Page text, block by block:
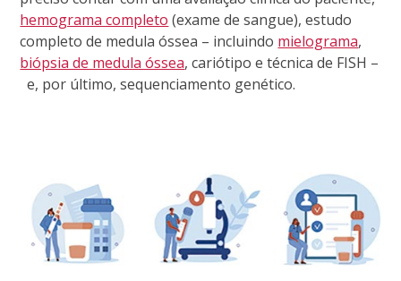
hemograma completo (exame de sangue), estudo
completo de medula óssea – incluindo mielograma,
biópsia de medula óssea, cariótipo e técnica de FISH –
e, por último, sequenciamento genético.